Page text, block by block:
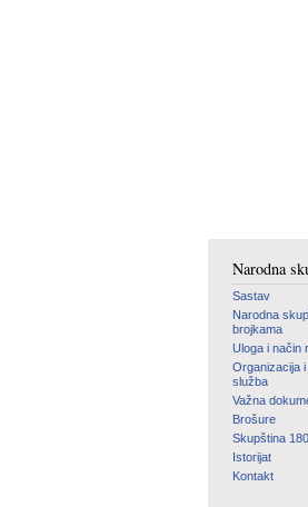
Narodna
Sastav
Narodna
brojkama
Uloga i način
Organizacija
služba
Važna
Brošure
Skupština
Istorijat
Kontakt